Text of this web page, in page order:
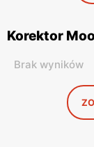
Korektor
Brak wyników